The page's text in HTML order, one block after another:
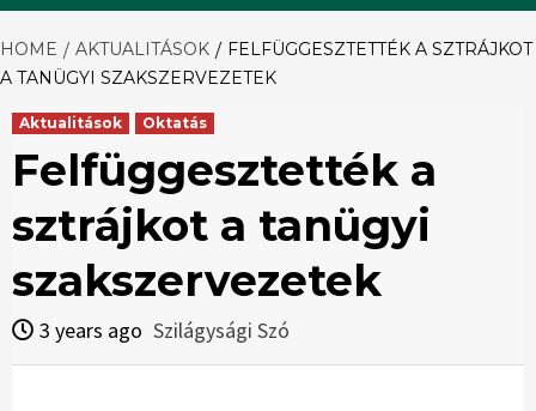
Szó
HOME AKTUALITÁSOK
FELFÜGGESZTETTÉK A SZTRÁJKOT
A TANÜGYI SZAKSZERVEZETEK
Aktualitások Oktatás
Felfüggesztették a
sztrájkot a tanügyi
szakszervezetek
3 years ago Szilágysági Szó